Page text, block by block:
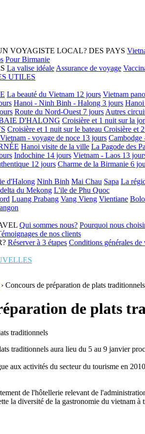
VOYAGISTE LOCAL? DES PAYS
Pour Birmanie
La valise idéale Assurance de voyage
UTILES
La beauté du Vietnam 12 jours Vietnam
Hanoi - Ninh Binh - Halong 3 jours
Route du Nord-Ouest 7 jours Autres
D'HALONG Croisière et 1 nuit sur la
Croisière et 1 nuit sur le bateau Croisière et
Vietnam - voyage de noce 13 jours Cambodge
Hanoi visite de la ville La Pagode des
Indochine 14 jours Vietnam - Laos 13
12 jours Charme de la Birmanie 6
d'Halong Ninh Binh Mai Chau Sapa La
du Mekong L'ile de Phu Quoc
Luang Prabang Vang Vieng Vientiane
Qui sommes nous? Pourquoi nous
de nos clients
Réserver à 3 étapes Conditions générales de
› Concours de préparation de plats traditionnels
de plats
traditionnels aura lieu du 5 au 9 janvier
aux activités du secteur du tourisme en
de l'hôtellerie relevant de
la diversité de la gastronomie du vietnam à